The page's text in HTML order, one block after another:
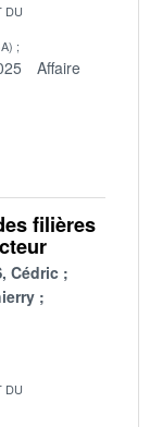
DU
Affaire
filières
Cédric
DU